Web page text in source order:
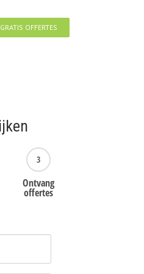
GRATIS OFFERTES
3
Ontvang
offertes